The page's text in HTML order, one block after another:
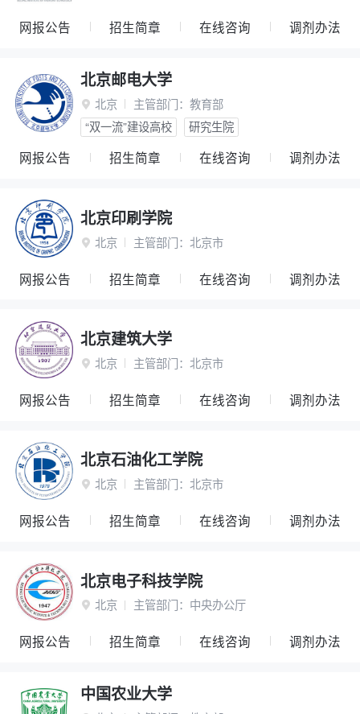
网报公告 招生简章 在线咨询 调剂办法
北京邮电大学
 北京 主管部门： 教育部
“双一流”建设高校
研究生院
网报公告 招生简章 在线咨询 调剂办法
北京印刷学院
 北京 主管部门： 北京市
网报公告 招生简章 在线咨询 调剂办法
北京建筑大学
 北京 主管部门： 北京市
网报公告 招生简章 在线咨询 调剂办法
北京石油化工学院
 北京 主管部门： 北京市
网报公告 招生简章 在线咨询 调剂办法
北京电子科技学院
 北京 主管部门： 中央办公厅
网报公告 招生简章 在线咨询 调剂办法
中国农业大学